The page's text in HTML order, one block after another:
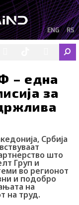
RS
ENG
t
u
b
e
t
i
k
-
k
t
o
k
-
i
c
o
e
d
i
n
– една
за
Србија
што
Груп и
во регионот
и подобро
на
на труд.